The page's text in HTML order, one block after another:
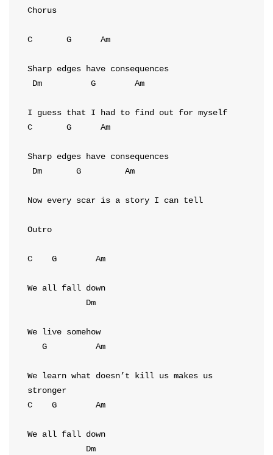
Chorus
C G Am
Dm
G Am
C
G Am
Dm
G Am
Now every scar is a story I can tell
Outro
C G Am
Dm
G
Am
We learn what doesn’t kill us makes us
C
G Am
Dm